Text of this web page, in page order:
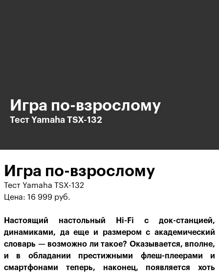
Игра по-взрослому
Тест Yamaha TSX-132
Игра по-взрослому
Тест Yamaha TSX-132
Цена: 16 999 руб.
Настоящий настольный Hi-Fi с док-станцией,
динамиками, да еще и размером с академический
словарь — возможно ли такое? Оказывается, вполне,
и в обладании престижными флеш-плеерами и
смартфонами теперь, наконец, появляется хоть